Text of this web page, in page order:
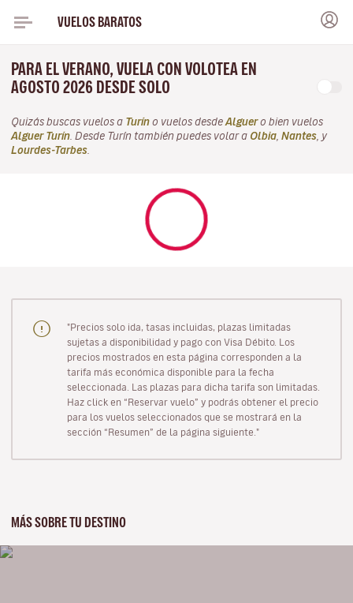
VUELOS BARATOS
PARA EL VERANO, VUELA CON VOLOTEA EN
AGOSTO 2026 DESDE SOLO
Quizás buscas vuelos a Turín o vuelos desde Alguero bien vuelos
Alguer Turín . Desde Turín también puedes volar a Olbia Nantes , y
Lourdes-Tarbes
"Precios solo ida, tasas incluidas, plazas limitadas
sujetas a disponibilidad y pago con Visa Débito. Los
precios mostrados en esta página corresponden a la
tarifa más económica disponible para la fecha
seleccionada. Las plazas para dicha tarifa son limitadas.
Haz click en “Reservar vuelo” y podrás obtener el precio
para los vuelos seleccionados que se mostrará en la
sección “Resumen” de la página siguiente."
MÁS SOBRE TU DESTINO